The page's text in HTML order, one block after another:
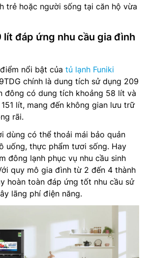
trẻ hoặc người sống tại căn hộ vừa
lít đáp ứng nhu cầu gia đình
nổi bật của tủ lạnh Funiki
chính là dung tích sử dụng 209
đông có dung tích khoảng 58 lít và
lít, mang đến không gian lưu trữ
rãi.
dùng có thể thoải mái bảo quản
uống, thực phẩm tươi sống. Hay
đông lạnh phục vụ nhu cầu sinh
quy mô gia đình từ 2 đến 4 thành
hoàn toàn đáp ứng tốt nhu cầu sử
lãng phí điện năng.